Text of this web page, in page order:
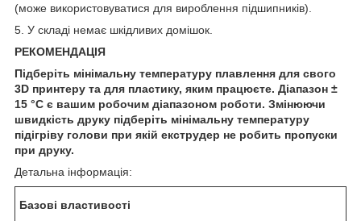
(може використовуватися для вироблення підшипників).
5. У складі немає шкідливих домішок.
РЕКОМЕНДАЦІЯ
Підберіть мінімальну температуру плавлення для свого
3D принтеру та для пластику, яким працюєте. Діапазон ±
15 °С є вашим робочим діапазоном роботи. Змінюючи
швидкість друку підберіть мінімальну температуру
підігріву голови при якій екструдер не робить пропуски
при друку.
Детальна інформація:
Базові властивості